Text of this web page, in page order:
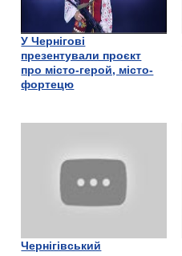
У Чернігові
презентували проєкт
про місто-герой, місто-
фортецю
Чернігівський